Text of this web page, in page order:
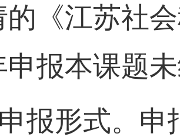
的《江苏社
申报本课题
申报形式。申